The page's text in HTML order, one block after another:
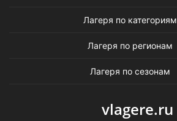
Лагеря по категориям
Лагеря по регионам
Лагеря по сезонам
vlagere.ru